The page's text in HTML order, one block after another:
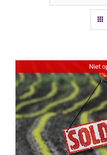
Niet